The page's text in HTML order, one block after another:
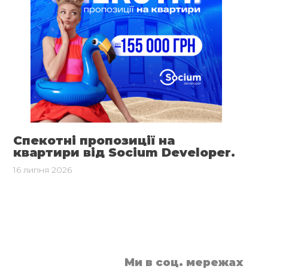
Спекотні пропозиції на
квартири від Socium Developer.
16 липня 2026
Ми в соц. мережах